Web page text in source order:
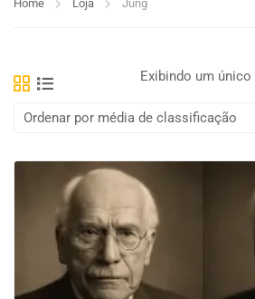
Home Loja Jung
Exibindo um